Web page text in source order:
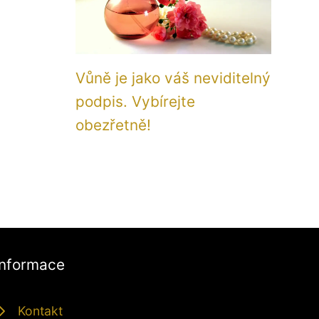
Vůně je jako váš neviditelný
podpis. Vybírejte
obezřetně!
Kontakt